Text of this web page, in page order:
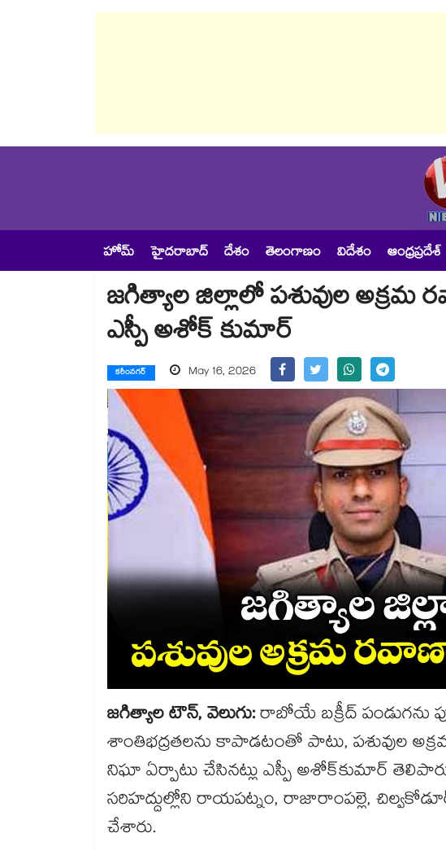
హోమ్ హైదరాబాద్ దేశం తెలంగాణం విదేశం ఆంధ్రప్రదేశ్
జగిత్యాల జిల్లాలో పశువుల అక్రమ
ఎస్పీ అశోక్‌‌ కుమార్
కరీంనగర్ May 16, 2026
జగిత్యాల టౌన్, వెలుగు:రాబోయే బక్రీద్ పండుగను
శాంతిభద్రతలను కాపాడటంతో పాటు, పశువుల
నిఘా ఏర్పాటు చేసినట్లు ఎస్పీ అశోక్‌‌కుమార్
సరిహద్దుల్లోని రాయపట్నం, రాజారాంపల్లె,
చేశారు.